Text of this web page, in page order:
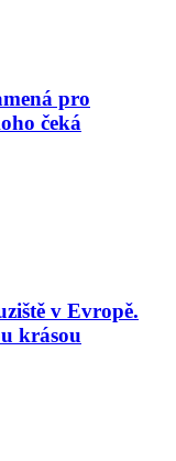
pro
čeká
v Evropě.
krásou